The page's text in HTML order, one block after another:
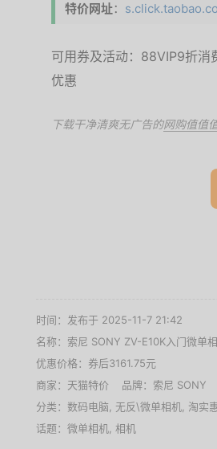
特价网址：
可用券及活动：88VIP9折消
优惠
下载干净清爽无广告的网购值值
时间：发布于 2025-11-7 21:42
名称： 索尼 SONY ZV-E10K入门微单
优惠价格： 券后3161.75元
商家： 天猫特价 品牌： 索尼 SONY
分类： 数码电脑 无反\微单相机 淘实
话题： 微单相机 相机